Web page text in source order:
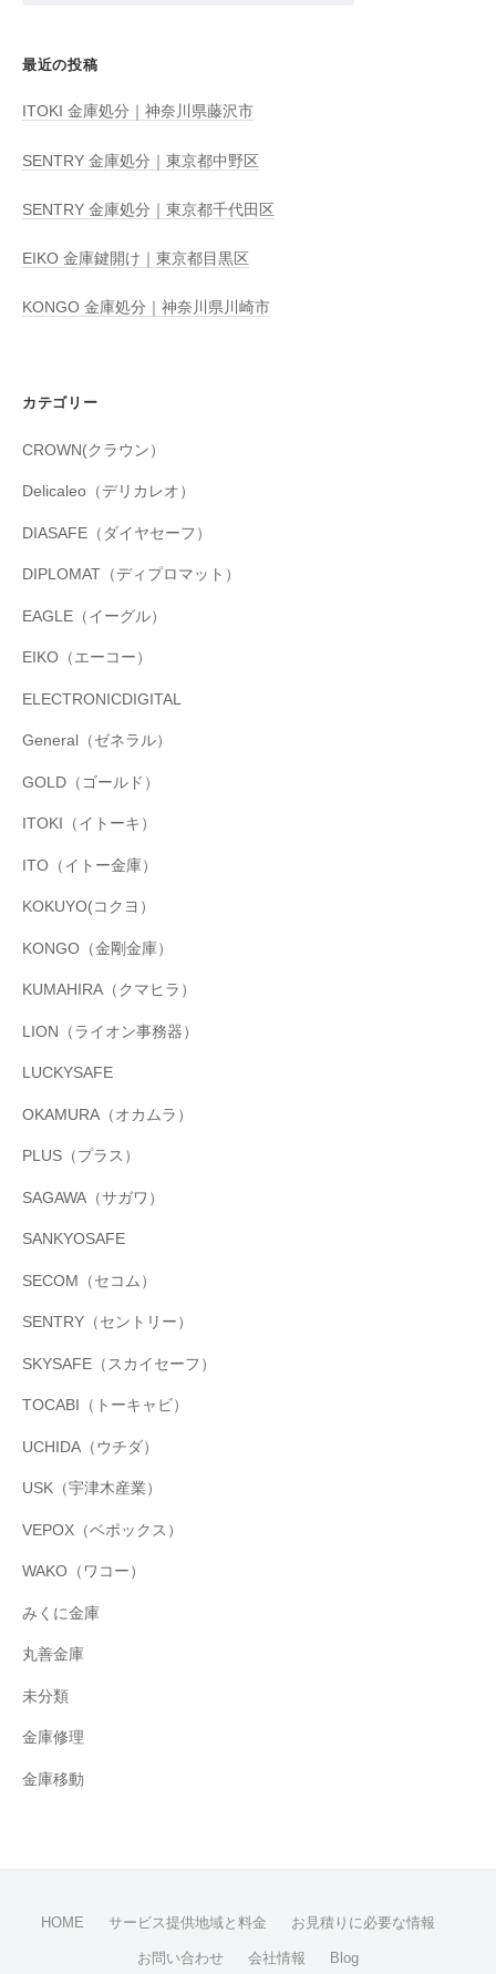
最近の投稿
ITOKI 金庫処分｜神奈川県藤沢市
SENTRY 金庫処分｜東京都中野区
SENTRY 金庫処分｜東京都千代田区
EIKO 金庫鍵開け｜東京都目黒区
KONGO 金庫処分｜神奈川県川崎市
カテゴリー
CROWN(クラウン）
Delicaleo（デリカレオ）
DIASAFE（ダイヤセーフ）
DIPLOMAT（ディプロマット）
EAGLE（イーグル）
EIKO（エーコー）
ELECTRONICDIGITAL
General（ゼネラル）
GOLD（ゴールド）
ITOKI（イトーキ）
ITO（イトー金庫）
KOKUYO(コクヨ）
KONGO（金剛金庫）
KUMAHIRA（クマヒラ）
LION（ライオン事務器）
LUCKYSAFE
OKAMURA（オカムラ）
PLUS（プラス）
SAGAWA（サガワ）
SANKYOSAFE
SECOM（セコム）
SENTRY（セントリー）
SKYSAFE（スカイセーフ）
TOCABI（トーキャビ）
UCHIDA（ウチダ）
USK（宇津木産業）
VEPOX（ベポックス）
WAKO（ワコー）
みくに金庫
丸善金庫
未分類
金庫修理
金庫移動
HOME サービス提供地域と料金 お見積りに必要な情報
お問い合わせ 会社情報 Blog